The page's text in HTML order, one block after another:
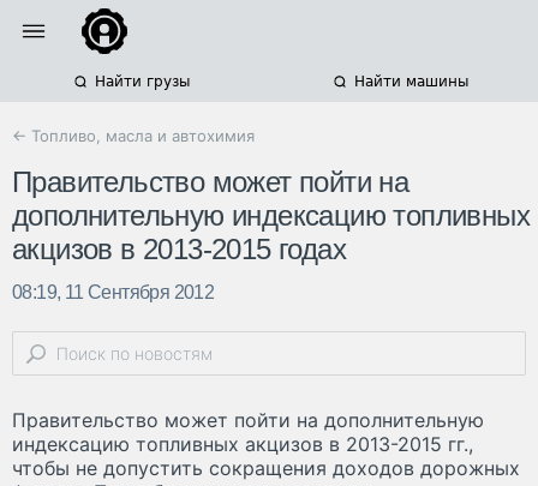
Найти грузы Найти машины
← Топливо, масла и автохимия
Правительство может пойти на
дополнительную индексацию топливных
акцизов в 2013-2015 годах
08:19, 11 Сентября 2012
Правительство может пойти на дополнительную
индексацию топливных акцизов в 2013-2015 гг.,
чтобы не допустить сокращения доходов дорожных